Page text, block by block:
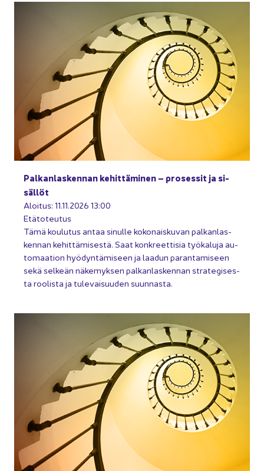
Pal­kan­las­ken­nan ke­hit­tä­mi­nen – pro­ses­sit ja si­
säl­löt
Aloi­tus: 11.11.2026 13:00
Etä­to­teu­tus
Tämä kou­lu­tus antaa si­nul­le ko­ko­nais­ku­van pal­kan­las­
ken­nan ke­hit­tä­mi­ses­tä. Saat kon­kreet­ti­sia työ­ka­lu­ja au­
to­maa­tion hyö­dyn­tä­mi­seen ja laa­dun pa­ran­ta­mi­seen
sekä sel­keän nä­ke­myk­sen pal­kan­las­ken­nan stra­te­gi­ses­
ta roo­lis­ta ja tu­le­vai­suu­den suun­nas­ta.